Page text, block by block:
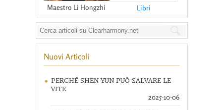
Maestro Li Hongzhi Libri
Nuovi Articoli
PERCHÉ SHEN YUN PUÒ SALVARE LE
VITE
2025-10-06